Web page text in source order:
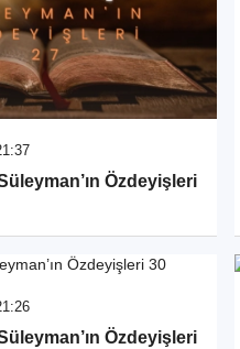
Özdeyişleri
Özdeyişleri